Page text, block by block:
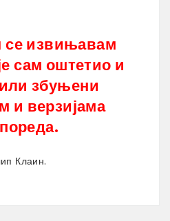
се извињавам
сам оштетио и
збуњени
и верзијама
Клаин.